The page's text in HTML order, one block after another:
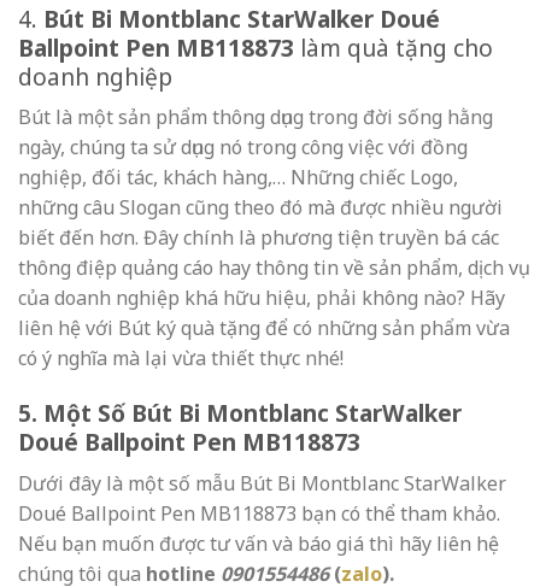
4. Bút Bi Montblanc StarWalker Doué
Ballpoint Pen MB118873 làm quà tặng cho
doanh nghiệp
Bút là một sản phẩm thông dụng trong đời sống hằng
ngày, chúng ta sử dụng nó trong công việc với đồng
nghiệp, đối tác, khách hàng,… Những chiếc Logo,
những câu Slogan cũng theo đó mà được nhiều người
biết đến hơn. Đây chính là phương tiện truyền bá các
thông điệp quảng cáo hay thông tin về sản phẩm, dịch vụ
của doanh nghiệp khá hữu hiệu, phải không nào? Hãy
liên hệ với Bút ký quà tặng để có những sản phẩm vừa
có ý nghĩa mà lại vừa thiết thực nhé!
5. Một Số Bút Bi Montblanc StarWalker
Doué Ballpoint Pen MB118873
Dưới đây là một số mẫu Bút Bi Montblanc StarWalker
Doué Ballpoint Pen MB118873 bạn có thể tham khảo.
Nếu bạn muốn được tư vấn và báo giá thì hãy liên hệ
chúng tôi qua hotline 0901554486(zalo).